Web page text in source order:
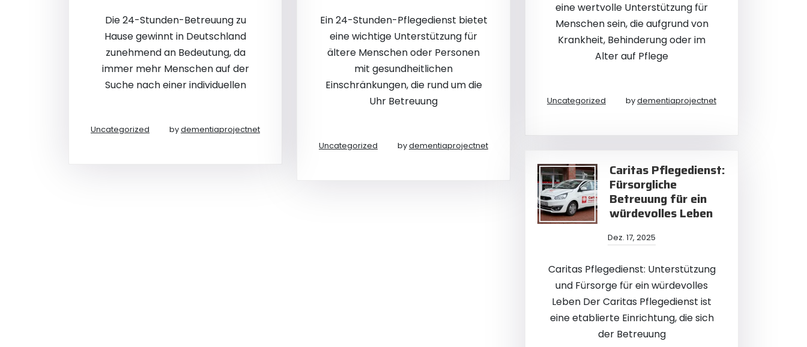
Die 24-Stunden-Betreuung zu
Hause gewinnt in Deutschland
zunehmend an Bedeutung, da
immer mehr Menschen auf der
Suche nach einer individuellen
Uncategorized bydementiaprojectnet
eine wertvolle Unterstützung für
Menschen sein, die aufgrund von
Krankheit, Behinderung oder im
Alter auf Pflege
Uncategorized bydementiaprojectnet
Ein 24-Stunden-Pflegedienst bietet
eine wichtige Unterstützung für
ältere Menschen oder Personen
mit gesundheitlichen
Einschränkungen, die rund um die
Uhr Betreuung
Uncategorized bydementiaprojectnet
Caritas Pflegedienst:
Fürsorgliche
Betreuung für ein
würdevolles Leben
Dez. 17, 2025
Caritas Pflegedienst: Unterstützung
und Fürsorge für ein würdevolles
Leben Der Caritas Pflegedienst ist
eine etablierte Einrichtung, die sich
der Betreuung